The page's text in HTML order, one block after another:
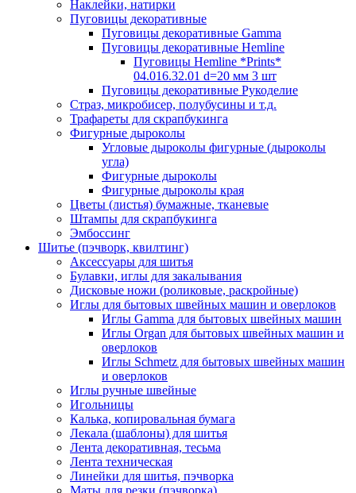
Наклейки, натирки
Пуговицы декоративные
Пуговицы декоративные Gamma
Пуговицы декоративные Hemline
Пуговицы Hemline *Prints*
04.016.32.01 d=20 мм 3 шт
Пуговицы декоративные Рукоделие
Страз, микробисер, полубусины и т.д.
Трафареты для скрапбукинга
Фигурные дыроколы
Угловые дыроколы фигурные (дыроколы
угла)
Фигурные дыроколы
Фигурные дыроколы края
Цветы (листья) бумажные, тканевые
Штампы для скрапбукинга
Эмбоссинг
Шитье (пэчворк, квилтинг)
Аксессуары для шитья
Булавки, иглы для закалывания
Дисковые ножи (роликовые, раскройные)
Иглы для бытовых швейных машин и оверлоков
Иглы Gamma для бытовых швейных машин
Иглы Organ для бытовых швейных машин и
оверлоков
Иглы Schmetz для бытовых швейных машин
и оверлоков
Иглы ручные швейные
Игольницы
Калька, копировальная бумага
Лекала (шаблоны) для шитья
Лента декоративная, тесьма
Лента техническая
Линейки для шитья, пэчворка
Маты для резки (пэчворка)